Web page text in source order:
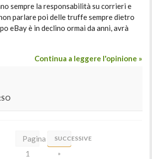
sempre la responsabilità su corrieri e
parlare poi delle truffe sempre dietro
eBay è in declino ormai da anni, avrà
Continua a leggere l'opinione »
Pagina
1
SUCCESSIVE
»